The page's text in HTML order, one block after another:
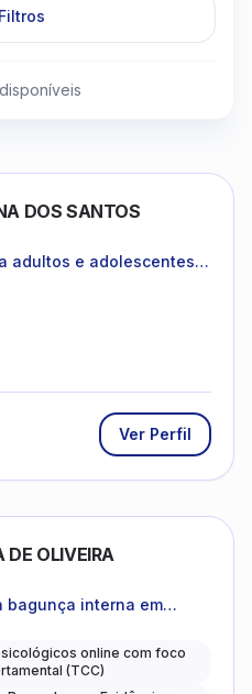
Filtros
DOS SANTOS
adultos e adolescentes a
Ver Perfil
DE OLIVEIRA
bagunça interna em
para se viver.
online com foco
(TCC)